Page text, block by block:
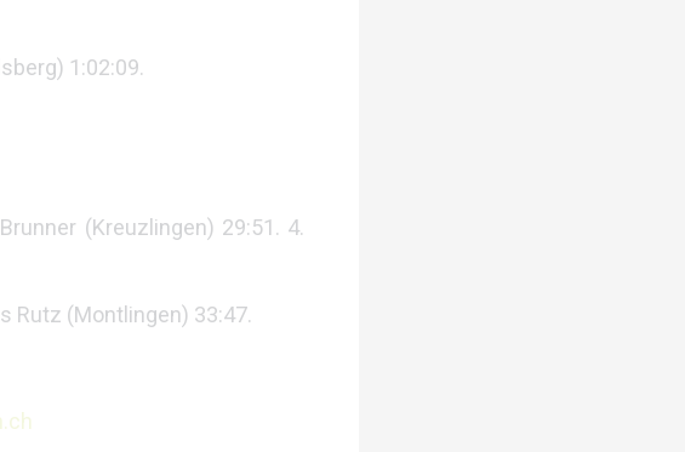
1:02:09.
(Kreuzlingen) 29:51. 4.
Rutz (Montlingen) 33:47.